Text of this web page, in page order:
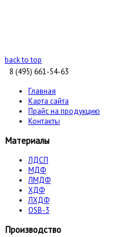
back to top
8 (495) 661-54-63
Главная
Карта сайта
Прайс на продукцию
Контакты
Материалы
ЛДСП
МДФ
ЛМДФ
ХДФ
ЛХДФ
OSB-3
Производство